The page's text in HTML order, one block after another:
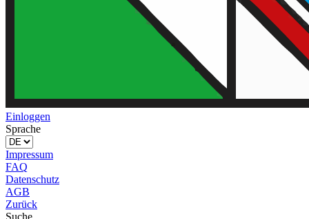
Einloggen
Sprache
Impressum
FAQ
Datenschutz
AGB
Zurück
Suche